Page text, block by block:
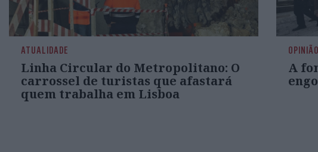
ATUALIDADE
Linha Circular do Metropolitano: O
carrossel de turistas que afastará
quem trabalha em Lisboa
OPINIÃO
A